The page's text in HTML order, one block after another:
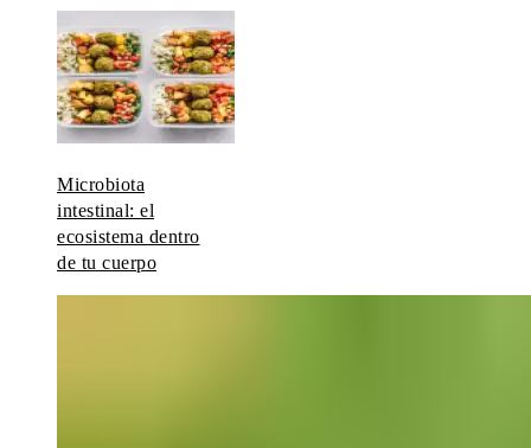
Microbiota
intestinal: el
ecosistema dentro
de tu cuerpo